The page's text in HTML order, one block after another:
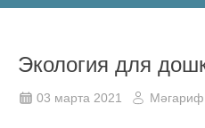
Экология для
03 марта 2021 Мәгариф